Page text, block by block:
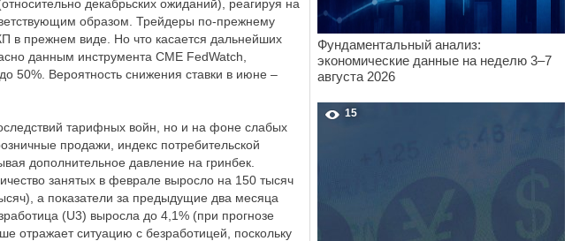
декабрьских ожиданий), реагируя на
образом. Трейдеры по-прежнему
в прежнем виде. Но что касается дальнейших
данным инструмента CME FedWatch,
50%. Вероятность снижения ставки в июне –
тарифных войн, но и на фоне слабых
продажи, индекс потребительской
дополнительное давление на гринбек.
занятых в феврале выросло на 150 тысяч
а показатели за предыдущие два месяца
(U3) выросла до 4,1% (при прогнозе
отражает ситуацию с безработицей, поскольку
Фундаментальный анализ:
экономические данные на неделю 3–7
августа 2026
15